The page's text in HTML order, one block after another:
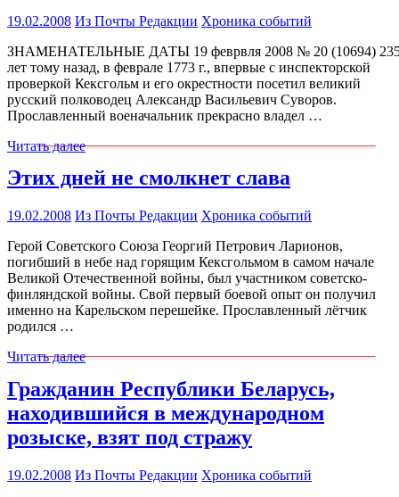
19.02.2008 Из Почты Редакции Хроника событий
ЗНАМЕНАТЕЛЬНЫЕ ДАТЫ 19 феврвля 2008 № 20 (10694)
лет тому назад, в феврале 1773 г., впервые с инспекторской
проверкой Кексгольм и его окрестности посетил великий
русский полководец Александр Васильевич Суворов.
Прославленный военачальник прекрасно владел …
Читать далее
Этих дней не смолкнет слава
19.02.2008 Из Почты Редакции Хроника событий
Герой Советского Союза Георгий Петрович Ларионов,
погибший в небе над горящим Кексгольмом в самом начале
Великой Отечественной войны, был участником советско-
финляндской войны. Свой первый боевой опыт он получил
именно на Карельском перешейке. Прославленный лётчик
родился …
Читать далее
Гражданин Республики Беларусь,
находившийся в международном
розыске, взят под стражу
19.02.2008 Из Почты Редакции Хроника событий